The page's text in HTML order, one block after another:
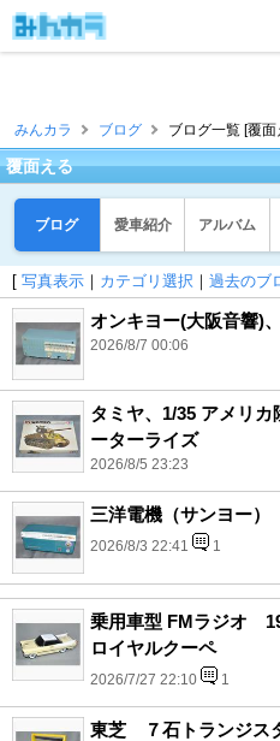
みんカラ ブログ ブログ一覧 [覆面
覆面える
ブログ 愛車紹介 アルバム
[ 写真表示 ｜ カテゴリ選択 ｜ 過去のブ
オンキヨー(大阪音響)
2026/8/7 00:06
タミヤ、1/35 アメリ
ーターライズ
2026/8/5 23:23
三洋電機（サンヨー
2026/8/3 22:41 1
乗用車型 FMラジオ
ロイヤルクーペ
2026/7/27 22:10 1
東芝 ７石トランジス